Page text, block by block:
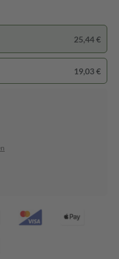
25,44 €
19,03 €